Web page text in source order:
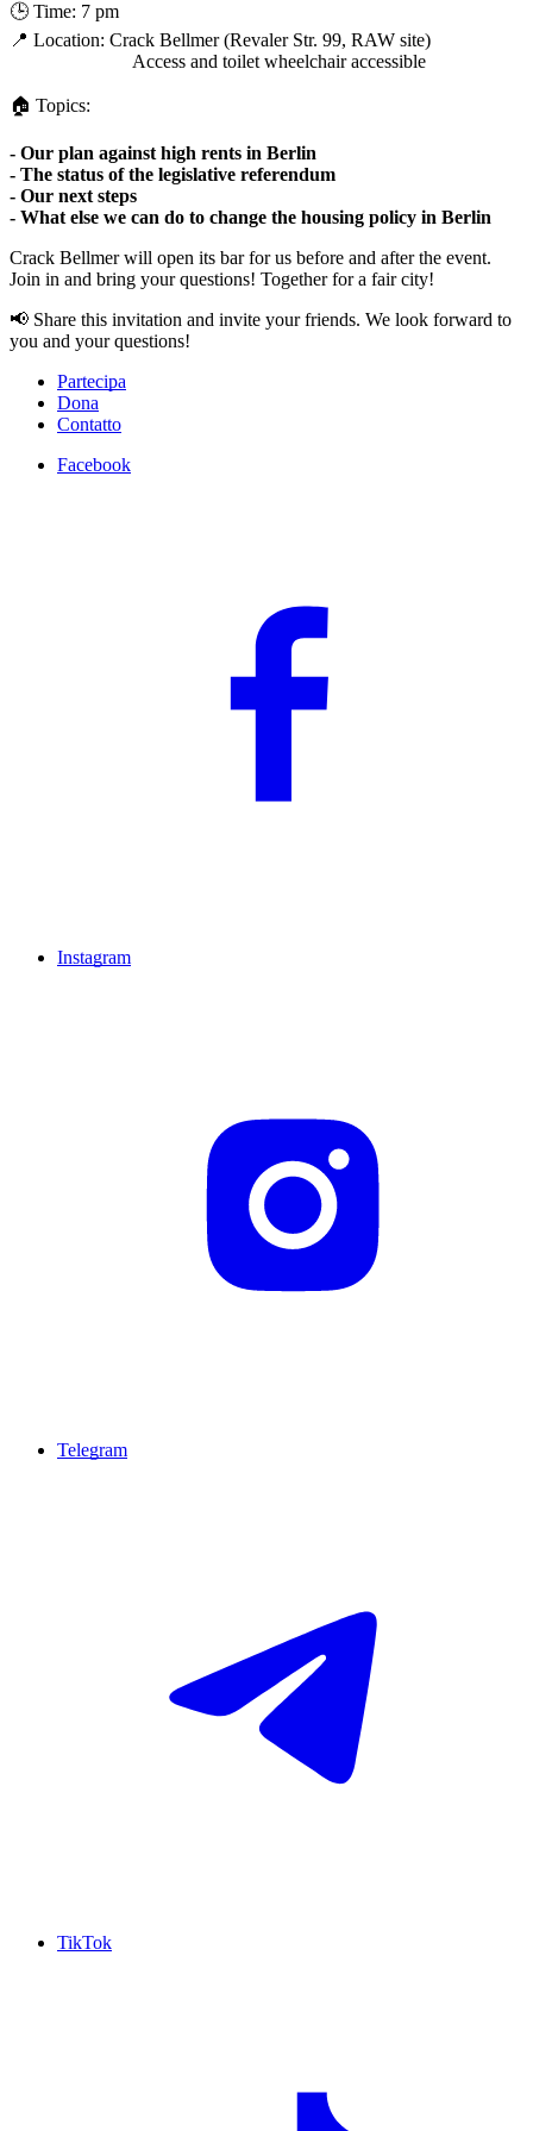
🕒 Time: 7 pm
📍 Location: Crack Bellmer (Revaler Str. 99, RAW site)
Access and toilet wheelchair accessible
🏠 Topics:
- Our plan against high rents in Berlin
- The status of the legislative referendum
- Our next steps
- What else we can do to change the housing policy in Berlin
Crack Bellmer will open its bar for us before and after the event.
Join in and bring your questions! Together for a fair city!
📢 Share this invitation and invite your friends. We look forward to
you and your questions!
Partecipa
Dona
Contatto
Facebook
Instagram
Telegram
TikTok